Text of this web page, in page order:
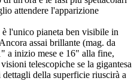
attendere l'apparizione
l'unico pianeta ben visibile in
assai brillante (mag. da
a inizio mese e 16" alla fine,
telescopiche se la gigantesa
dettagli della superficie riuscirà a